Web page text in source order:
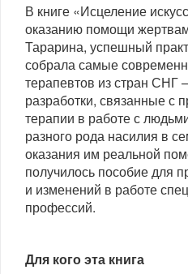
В книге «Исцеление
оказанию помощи
Тарарина, успешный
собрала самые
терапевтов из стран СНГ
разработки, связанные с
терапии в работе с
разного рода насилия в
оказания им реальной
получилось пособие для
и изменений в работе
профессий.
Для кого эта книга